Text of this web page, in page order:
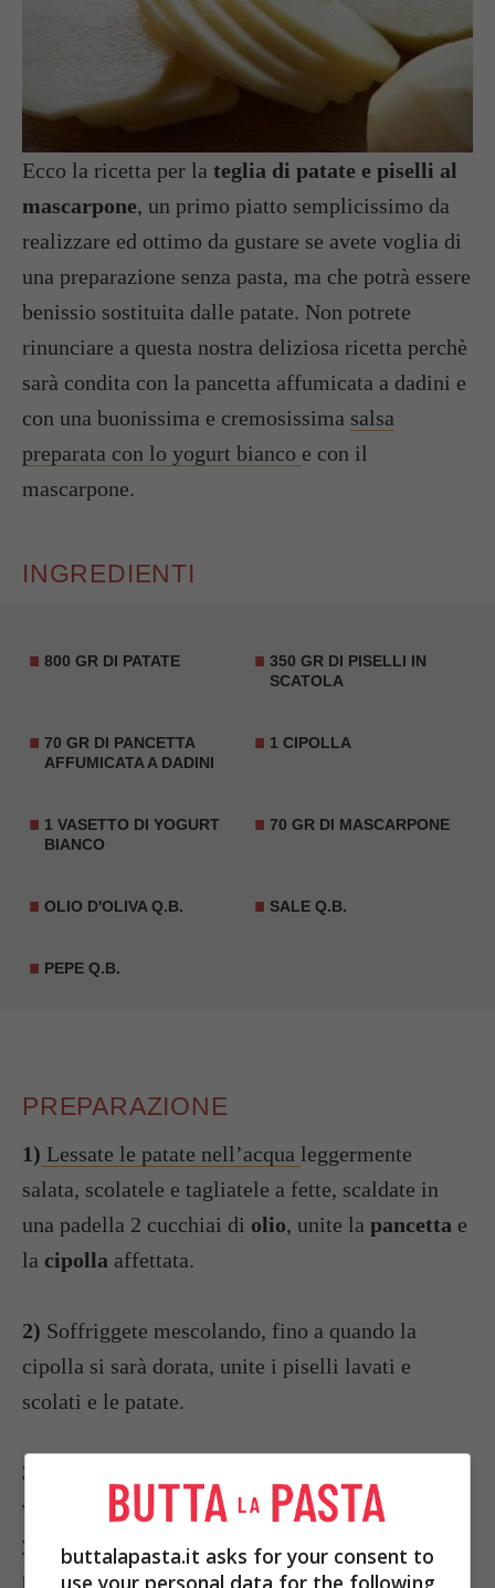
Ecco la ricetta per la teglia di patate e piselli al
mascarpone, un primo piatto semplicissimo da
realizzare ed ottimo da gustare se avete voglia di
una preparazione senza pasta, ma che potrà essere
benissio sostituita dalle patate. Non potrete
rinunciare a questa nostra deliziosa ricetta perchè
sarà condita con la pancetta affumicata a dadini e
con una buonissima e cremosissima salsa
preparata con lo yogurt bianco e con il
mascarpone.
INGREDIENTI
800 GR DI PATATE
350 GR DI PISELLI IN
SCATOLA
70 GR DI PANCETTA
AFFUMICATA A DADINI
1 CIPOLLA
1 VASETTO DI YOGURT
BIANCO
70 GR DI MASCARPONE
OLIO D'OLIVA Q.B. SALE Q.B.
PEPE Q.B.
PREPARAZIONE
1) Lessate le patate nell’acqua leggermente
salata, scolatele e tagliatele a fette, scaldate in
una padella 2 cucchiai di olio, unite la pancetta e
la cipolla affettata.
2) Soffriggete mescolando, fino a quando la
cipolla si sarà dorata, unite i piselli lavati e
scolati e le patate.
3)
verdure
in una pirofila unta di olio, diluite lo
yogurt
con il mascarpone e versate la salsa
patate e sui piselli.
buttalapasta.it asks for your consent to
use your personal data for the following